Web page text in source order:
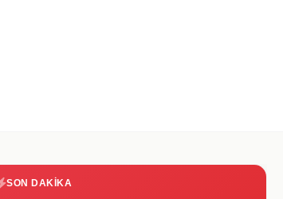
SON DAKIKA